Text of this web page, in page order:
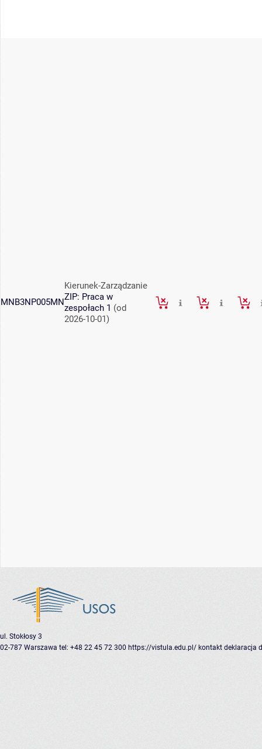
MNB3NP005MN
Kierunek-Zarządzanie
ZIP: Praca w
zespołach 1 (od
2026-10-01)
ul. Stokłosy 3
02-787 Warszawa tel: +48 22 45 72 300 https://vistula.edu.pl/ kontakt deklaracja